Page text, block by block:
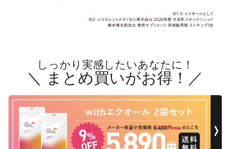
しっかり実感したいあなたに！
＼ まとめ買いがお得！／